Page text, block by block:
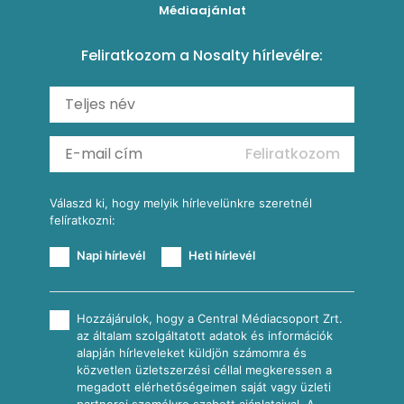
Carbonara
Shakshuka
Ratatouille
Mexikói húsleves kukorica salsával
Almás-kéksajtos kukoricasaláta
Köretek
Reggeli receptek
Médiaajánlat
Feliratkozom a Nosalty hírlevélre:
Feliratkozom
Válaszd ki, hogy melyik hírlevelünkre szeretnél
felíratkozni:
Napi hírlevél Heti hírlevél
Hozzájárulok, hogy a Central Médiacsoport Zrt.
az általam szolgáltatott adatok és információk
alapján hírleveleket küldjön számomra és
közvetlen üzletszerzési céllal megkeressen a
megadott elérhetőségeimen saját vagy üzleti